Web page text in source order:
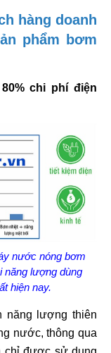
hàng doanh
phẩm bơm
chi phí điện
nước nóng bơm
năng lượng dùng
hiện nay.
năng lượng thiên
nước, thông qua